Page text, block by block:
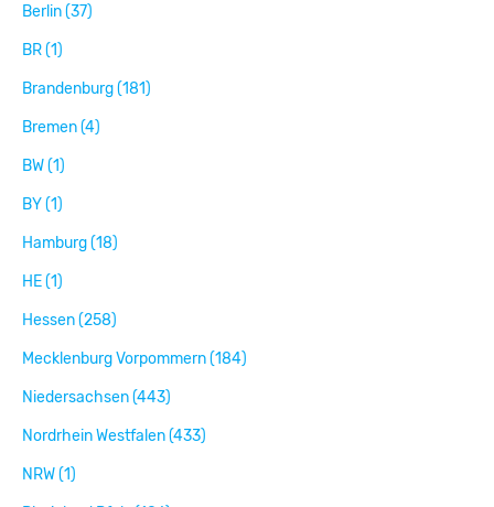
Berlin (37)
BR (1)
Brandenburg (181)
Bremen (4)
BW (1)
BY (1)
Hamburg (18)
HE (1)
Hessen (258)
Mecklenburg Vorpommern (184)
Niedersachsen (443)
Nordrhein Westfalen (433)
NRW (1)